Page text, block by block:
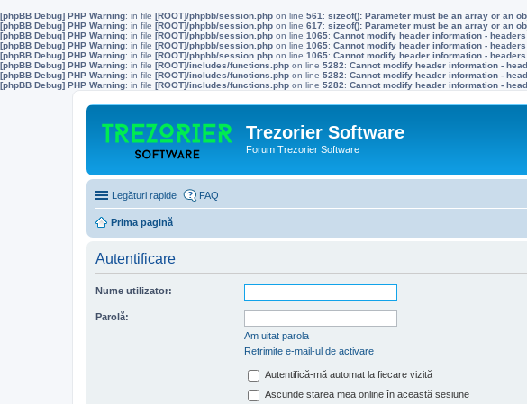
[phpBB Debug] PHP Warning: in file [ROOT]/phpbb/session.php on line 561 : sizeof(): Parameter must be an array or an
[phpBB Debug] PHP Warning: in file [ROOT]/phpbb/session.php on line 617: sizeof(): Parameter must be an array or an
[phpBB Debug] PHP Warning: in file [ROOT]/phpbb/session.php on line 1065: Cannot modify header information -
[phpBB Debug] PHP Warning: in file [ROOT]/phpbb/session.php on line 1065: Cannot modify header information -
[phpBB Debug] PHP Warning: in file [ROOT]/phpbb/session.php on line 1065: Cannot modify header information -
[phpBB Debug] PHP Warning: in file [ROOT]/includes/functions.php on line 5282: Cannot modify header information -
[phpBB Debug] PHP Warning: in file [ROOT]/includes/functions.php on line 5282: Cannot modify header information -
[phpBB Debug] PHP Warning: in file [ROOT]/includes/functions.php on line 5282: Cannot modify header information -
Trezorier Software
Forum Trezorier Software
Legături rapide FAQ
Prima pagină
Autentificare
Nume utilizator:
Parolă:
Am uitat parola
Retrimite e-mail-ul de activare
Autentifică-mă automat la fiecare vizită
Ascunde starea mea online în această sesiune